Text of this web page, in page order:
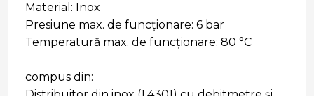
Material: Inox
Presiune max. de funcționare: 6 bar
Temperatură max. de funcționare: 80 °C
compus din: